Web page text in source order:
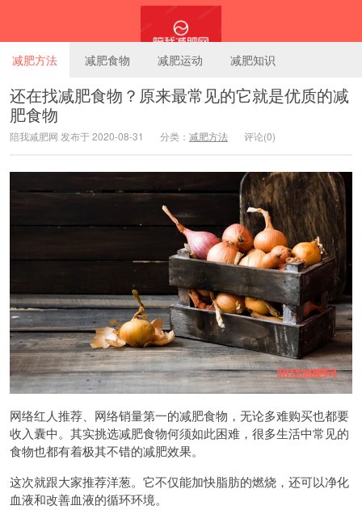
减肥方法 减肥食物 减肥运动 减肥知识
还在找减肥食物？原来最常见的它就是优质的减
肥食物
陪我减肥网 发布于 2020-08-31 分类： 减肥方法 评论(0)
网络红人推荐、网络销量第一的减肥食物，无论多难购买也都要
收入囊中。其实挑选减肥食物何须如此困难，很多生活中常见的
食物也都有着极其不错的减肥效果。
这次就跟大家推荐洋葱。它不仅能加快脂肪的燃烧，还可以净化
血液和改善血液的循环环境。